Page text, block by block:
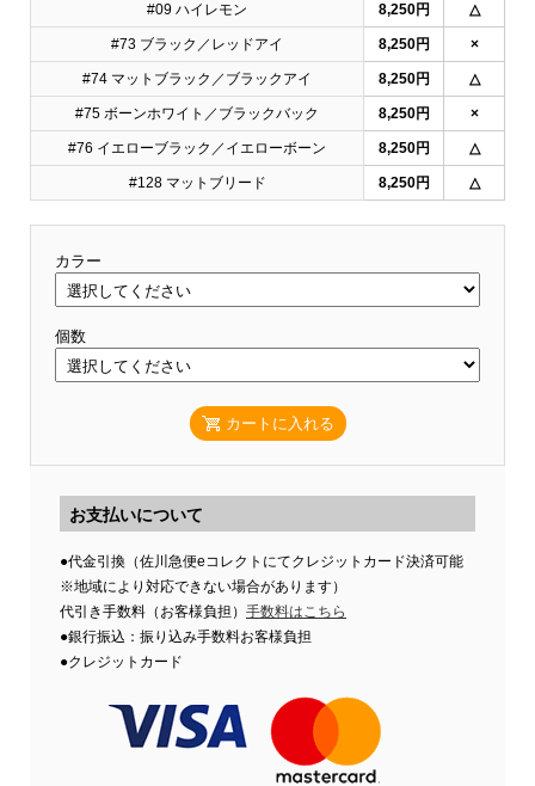
#09 ハイレモン 8,250円 △
#73 ブラック／レッドアイ 8,250円 ×
#74 マットブラック／ブラックアイ 8,250円 △
#75 ボーンホワイト／ブラックバック 8,250円 ×
#76 イエローブラック／イエローボーン 8,250円 △
#128 マットブリード 8,250円 △
カラー
個数
カートに入れる
お支払いについて
●代金引換（佐川急便eコレクトにてクレジットカード決済可能
※地域により対応できない場合があります）
代引き手数料（お客様負担） 手数料はこちら
●銀行振込：振り込み手数料お客様負担
●クレジットカード